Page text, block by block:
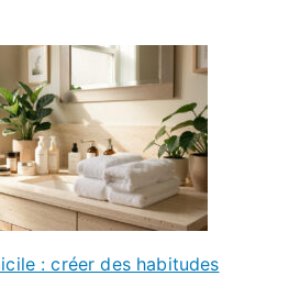
: créer des habitudes